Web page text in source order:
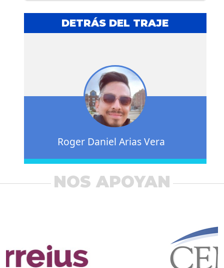
DETRÁS DEL TRAJE
Roger Daniel Arias Vera
NOS APOYAN